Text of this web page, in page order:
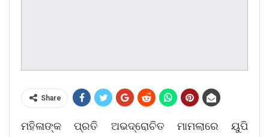
Share
ମହିଳାଙ୍କ ପ୍ରତି ଅଭଦ୍ରୋଚିତ ମାମଲାରେ ୟୁପି